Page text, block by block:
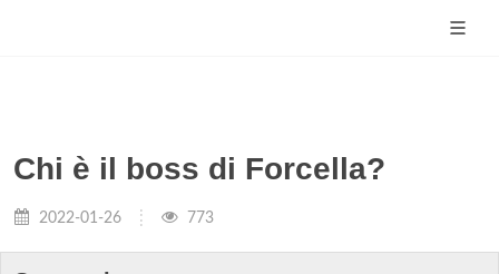
Chi è il boss di Forcella?
2022-01-26 773